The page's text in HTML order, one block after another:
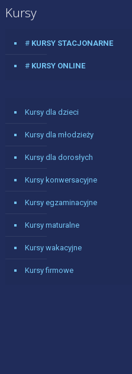
Kursy
# KURSY STACJONARNE
# KURSY ONLINE
Kursy dla dzieci
Kursy dla młodzieży
Kursy dla dorosłych
Kursy konwersacyjne
Kursy egzaminacyjne
Kursy maturalne
Kursy wakacyjne
Kursy firmowe